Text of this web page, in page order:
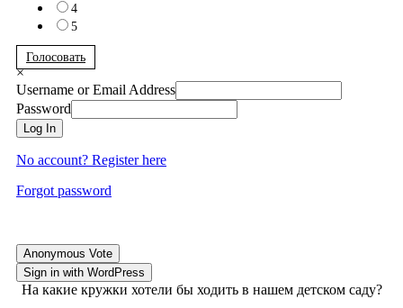
4
5
Голосовать
×
Username or Email Address
Password
Log In
No account? Register here
Forgot password
Anonymous Vote
Sign in with WordPress
На какие кружки хотели бы ходить в нашем детском саду?